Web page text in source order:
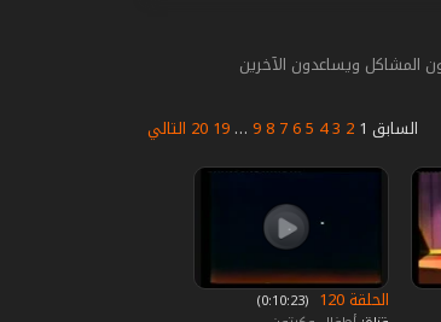
المشاكل ويساعدون الآخرين
السابق 1
2
3
4
5
6
7
8
9
…
19
20 التالي
الحلقة 120
‏ (0:10:23)